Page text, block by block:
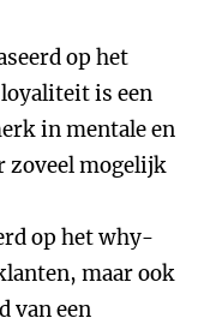
op het
is een
in mentale en
zoveel mogelijk
op het why-
maar ook
van een